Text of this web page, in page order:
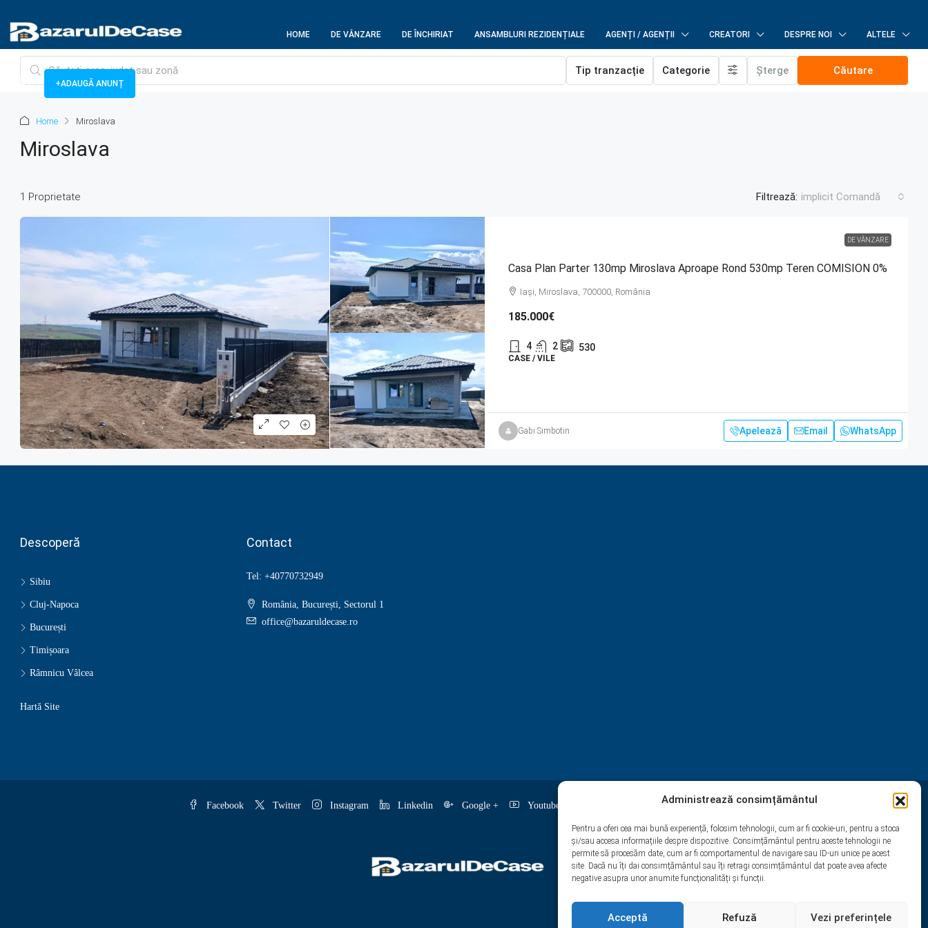
Administrează consimțământul
Pentru a oferi cea mai bună experiență, folosim tehnologii, cum ar fi cookie-uri, pentru a stoca
și/sau accesa informațiile despre dispozitive. Consimțământul pentru aceste tehnologii ne
permite să procesăm date, cum ar fi comportamentul de navigare sau ID-uri unice pe acest
site. Dacă nu îți dai consimțământul sau îți retragi consimțământul dat poate avea afecte
negative asupra unor anumite funcționalități și funcții.
Acceptă Refuză Vezi preferințele
HOME DE VÂNZARE DE ÎNCHIRIAT ANSAMBLURI REZIDENȚIALE AGENȚI / AGENȚII CREATORI DESPRE NOI ALTELE
+ADAUGĂ ANUNȚ
Tip tranzacție Categorie Șterge Căutare
Home Miroslava
Miroslava
1 Proprietate Filtrează: implicit Comandă
DE VÂNZARE
Casa Plan Parter 130mp Miroslava Aproape Rond 530mp Teren COMISION 0%
Iași, Miroslava, 700000, România
185.000€
4 2 530
CASE / VILE
Gabi Simbotin Apelează Email WhatsApp
Descoperă
Sibiu
Cluj-Napoca
București
Timișoara
Râmnicu Vâlcea
Hartă Site
Contact
Tel: +40770732949
România, București, Sectorul 1
office@bazaruldecase.ro
Facebook Twitter Instagram Linkedin Google + Youtube Yelp WhatsApp